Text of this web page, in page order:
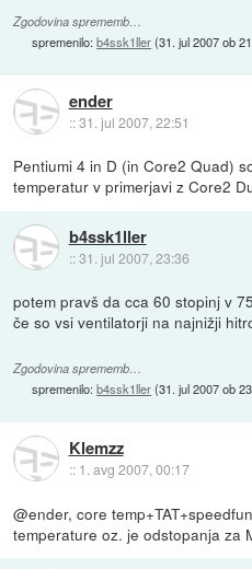
Zgodovina sprememb…
spremenilo:b4ssk1ller(31. jul 2007 ob
ender
::31. jul 2007, 22:51
Pentiumi 4 in D (in Core2 Quad)
temperatur v primerjavi z Core2
b4ssk1ller
::31. jul 2007, 23:36
potem pravš da cca 60 stopinj v
če so vsi ventilatorji na najnižji
Zgodovina sprememb…
spremenilo:b4ssk1ller(31. jul 2007 ob
Klemzz
:: 1. avg 2007, 00:17
@ender, core
temperature oz. je odstopanja za